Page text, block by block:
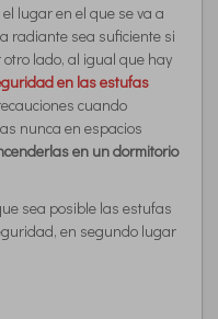
lugar en el que se va a
radiante sea suficiente si
lado, al igual que hay
en las estufas
cuando
nunca en espacios
en un dormitorio
sea posible las estufas
en segundo lugar